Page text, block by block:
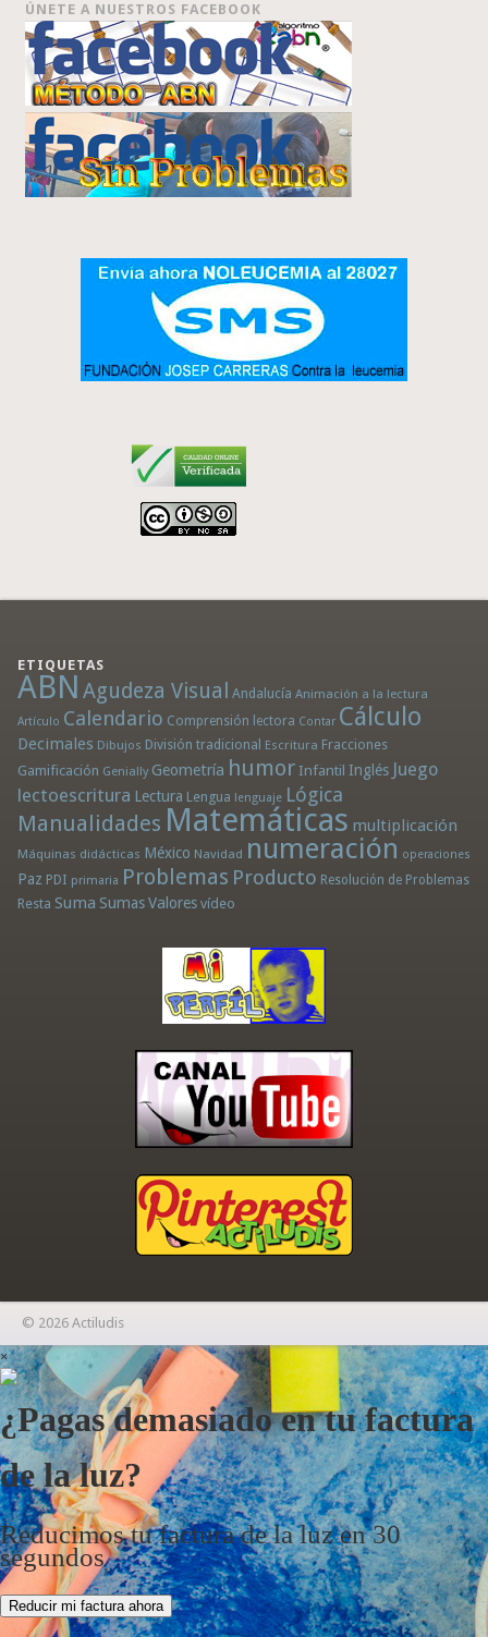
ÚNETE A NUESTROS FACEBOOK
ETIQUETAS
ABN Agudeza Visual Andalucía Animación a la lectura
Artículo Calendario Comprensión lectora Contar Cálculo
Decimales Dibujos División tradicional Escritura Fracciones
Gamificación Genially Geometría humor Infantil Inglés Juego
lectoescritura Lectura Lengua lenguaje Lógica
Manualidades Matemáticas multiplicación
Máquinas didácticas México Navidad numeración operaciones
Paz PDI primaria Problemas Producto Resolución de Problemas
Resta Suma Sumas Valores vídeo
© 2026 Actiludis
×
¿Pagas demasiado en tu factura
de la luz?
Reducimos tu factura de la luz en 30
segundos
Reducir mi factura ahora